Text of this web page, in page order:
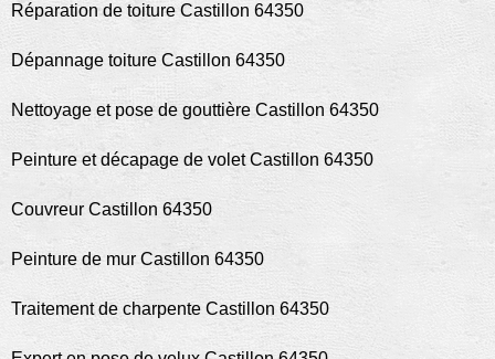
Réparation de toiture Castillon 64350
Dépannage toiture Castillon 64350
Nettoyage et pose de gouttière Castillon 64350
Peinture et décapage de volet Castillon 64350
Couvreur Castillon 64350
Peinture de mur Castillon 64350
Traitement de charpente Castillon 64350